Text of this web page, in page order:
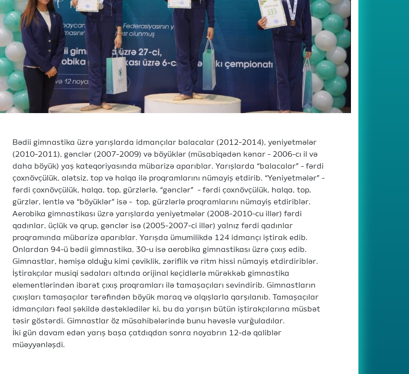
Bədii gimnastika üzrə yarışlarda idmançılar balacalar (2012-2014), yeniyetmələr
(2010-2011), gənclər (2007-2009) və böyüklər (müsabiqədən kənar - 2006-cı il və
daha böyük) yaş kateqoriyasında mübarizə aparıblar. Yarışlarda “balacalar” - fərdi
çoxnövçülük, alətsiz, top və halqa ilə proqramlarını nümayiş etdirib. “Yeniyetmələr” -
fərdi çoxnövçülük, halqa, top, gürzlərlə, “gənclər” - fərdi çoxnövçülük, halqa, top,
gürzlər, lentlə və “böyüklər” isə - top, gürzlərlə proqramlarını nümayiş etdiriblər.
Aerobika gimnastikası üzrə yarışlarda yeniyetmələr (2008-2010-cu illər) fərdi
qadınlar, üçlük və qrup, gənclər isə (2005-2007-ci illər) yalnız fərdi qadınlar
proqramında mübarizə aparıblar. Yarışda ümumilikdə 124 idmançı iştirak edib.
Onlardan 94-ü bədii gimnastika, 30-u isə aerobika gimnastikası üzrə çıxış edib.
Gimnastlar, həmişə olduğu kimi çeviklik, zəriflik və ritm hissi nümayiş etdirdiriblər.
İştirakçılar musiqi sədaları altında orijinal keçidlərlə mürəkkəb gimnastika
elementlərindən ibarət çıxış proqramları ilə tamaşaçıları sevindirib. Gimnastların
çıxışları tamaşaçılar tərəfindən böyük maraq və alqışlarla qarşılanıb. Tamaşaçılar
idmançıları fəal şəkildə dəstəklədilər ki, bu da yarışın bütün iştirakçılarına müsbət
təsir göstərdi. Gimnastlar öz müsahibələrində bunu həvəslə vurğuladılar.
İki gün davam edən yarış başa çatdıqdan sonra noyabrın 12-də qaliblər
müəyyənləşdi.